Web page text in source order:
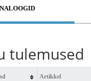
tulemused
Artikkel